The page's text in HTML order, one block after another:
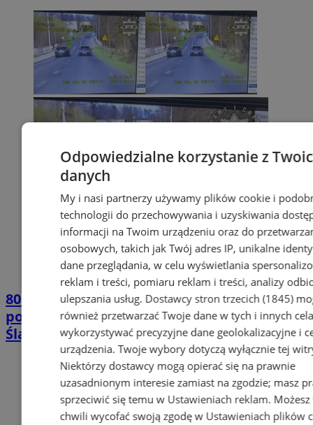
80 przypadków przekroczenia prędkości
podczas akcji "Prędkość" w Wodzisławiu
Śląskim
Odpowiedzialne korzystanie z
danych
My i nasi partnerzy używamy plików cookie i
technologii do przechowywania i uzyskiwania
informacji na Twoim urządzeniu oraz do
osobowych, takich jak Twój adres IP, unikalne
dane przeglądania, w celu wyświetlania
reklam i treści, pomiaru reklam i treści, analizy
ulepszania usług. Dostawcy stron trzecich (1845)
również przetwarzać Twoje dane w tych i innych
wykorzystywać precyzyjne dane geolokalizacyjne i
urządzenia. Twoje wybory dotyczą wyłącznie tej
Niektórzy dostawcy mogą opierać się na prawnie
uzasadnionym interesie zamiast na zgodzie; masz
sprzeciwić się temu w Ustawieniach reklam.
chwili wycofać swoją zgodę w Ustawieniach plików